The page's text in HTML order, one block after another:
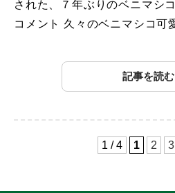
された、７年ぶりのベニマシ
コメント 久々のベニマシコ可
記事を読む
1 / 4 1 2 3